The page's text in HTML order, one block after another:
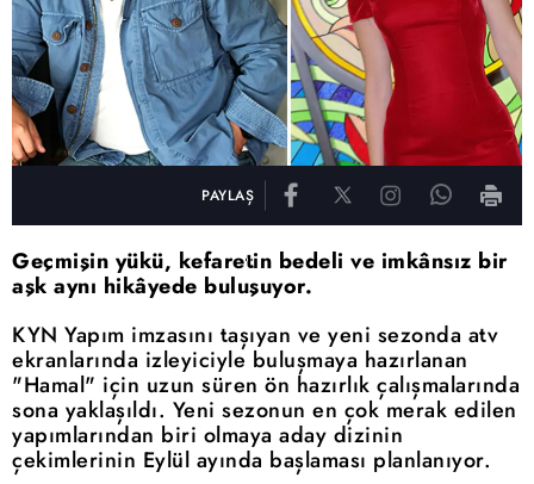
PAYLAŞ
Geçmişin yükü, kefaretin bedeli ve imkânsız bir
aşk aynı hikâyede buluşuyor.
KYN Yapım imzasını taşıyan ve yeni sezonda atv
ekranlarında izleyiciyle buluşmaya hazırlanan
"Hamal" için uzun süren ön hazırlık çalışmalarında
sona yaklaşıldı. Yeni sezonun en çok merak edilen
yapımlarından biri olmaya aday dizinin
çekimlerinin Eylül ayında başlaması planlanıyor.